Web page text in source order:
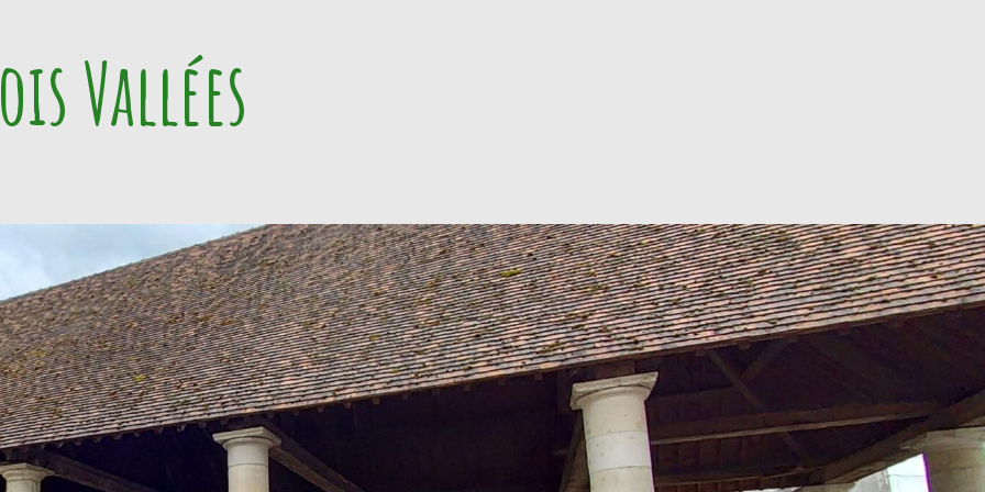
Vallées